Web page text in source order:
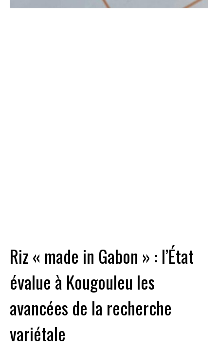
Riz « made in Gabon » : l’État
évalue à Kougouleu les
avancées de la recherche
variétale